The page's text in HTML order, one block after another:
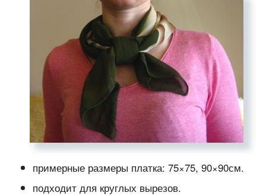
примерные размеры платка: 75×75, 90×90см.
подходит для круглых вырезов.